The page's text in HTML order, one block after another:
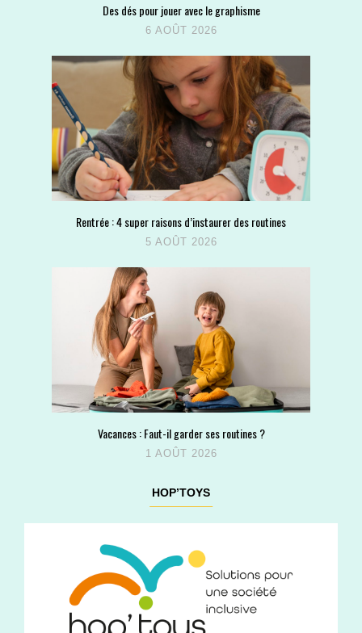
Des dés pour jouer avec le graphisme
6 AOÛT 2026
Rentrée : 4 super raisons d’instaurer des routines
5 AOÛT 2026
Vacances : Faut-il garder ses routines ?
1 AOÛT 2026
HOP’TOYS